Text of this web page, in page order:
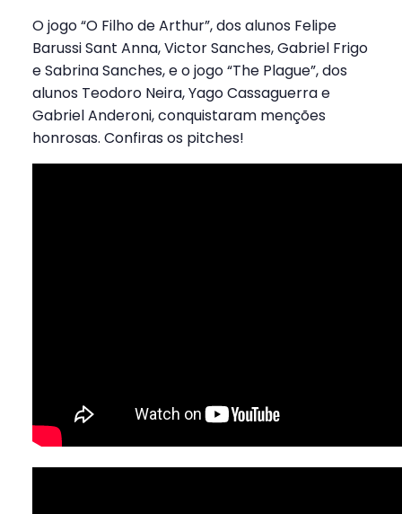
O jogo “O Filho de Arthur”, dos alunos Felipe
Barussi Sant Anna, Victor Sanches, Gabriel Frigo
e Sabrina Sanches, e o jogo “The Plague”, dos
alunos Teodoro Neira, Yago Cassaguerra e
Gabriel Anderoni, conquistaram menções
honrosas. Confiras os pitches!